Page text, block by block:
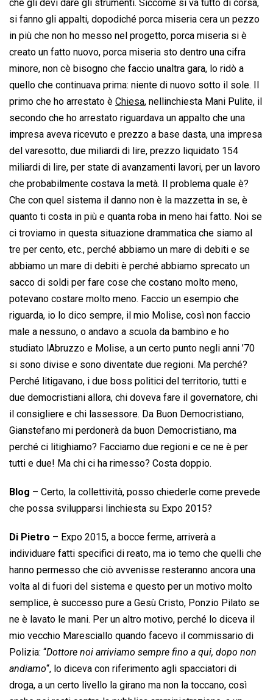
che gli devi dare gli strumenti. Siccome si va tutto di corsa,
si fanno gli appalti, dopodiché porca miseria cera un pezzo
in più che non ho messo nel progetto, porca miseria si è
creato un fatto nuovo, porca miseria sto dentro una cifra
minore, non cè bisogno che faccio unaltra gara, lo ridò a
quello che continuava prima: niente di nuovo sotto il sole. Il
primo che ho arrestato è Chiesa, nellinchiesta Mani Pulite, il
secondo che ho arrestato riguardava un appalto che una
impresa aveva ricevuto e prezzo a base dasta, una impresa
del varesotto, due miliardi di lire, prezzo liquidato 154
miliardi di lire, per state di avanzamenti lavori, per un lavoro
che probabilmente costava la metà. Il problema quale è?
Che con quel sistema il danno non è la mazzetta in se, è
quanto ti costa in più e quanta roba in meno hai fatto. Noi se
ci troviamo in questa situazione drammatica che siamo al
tre per cento, etc., perché abbiamo un mare di debiti e se
abbiamo un mare di debiti è perché abbiamo sprecato un
sacco di soldi per fare cose che costano molto meno,
potevano costare molto meno. Faccio un esempio che
riguarda, io lo dico sempre, il mio Molise, così non faccio
male a nessuno, o andavo a scuola da bambino e ho
studiato lAbruzzo e Molise, a un certo punto negli anni ’70
si sono divise e sono diventate due regioni. Ma perché?
Perché litigavano, i due boss politici del territorio, tutti e
due democristiani allora, chi doveva fare il governatore, chi
il consigliere e chi lassessore. Da Buon Democristiano,
Gianstefano mi perdonerà da buon Democristiano, ma
perché ci litighiamo? Facciamo due regioni e ce ne è per
tutti e due! Ma chi ci ha rimesso? Costa doppio.
Blog – Certo, la collettività, posso chiederle come prevede
che possa svilupparsi linchiesta su Expo 2015?
Di Pietro – Expo 2015, a bocce ferme, arriverà a
individuare fatti specifici di reato, ma io temo che quelli che
hanno permesso che ciò avvenisse resteranno ancora una
volta al di fuori del sistema e questo per un motivo molto
semplice, è successo pure a Gesù Cristo, Ponzio Pilato se
ne è lavato le mani. Per un altro motivo, perché lo diceva il
mio vecchio Maresciallo quando facevo il commissario di
Polizia: “Dottore noi arriviamo sempre fino a qui, dopo non
andiamo“, lo diceva con riferimento agli spacciatori di
droga, a un certo livello la girano ma non la toccano, così